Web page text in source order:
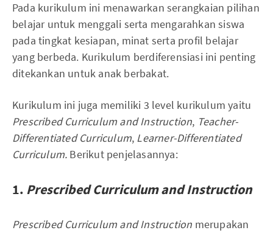
Pada kurikulum ini menawarkan serangkaian pilihan
belajar untuk menggali serta mengarahkan siswa
pada tingkat kesiapan, minat serta profil belajar
yang berbeda. Kurikulum berdiferensiasi ini penting
ditekankan untuk anak berbakat.
Kurikulum ini juga memiliki 3 level kurikulum yaitu
Prescribed Curriculum and Instruction, Teacher-
Differentiated Curriculum, Learner-Differentiated
Curriculum. Berikut penjelasannya:
1. Prescribed Curriculum and Instruction
Prescribed Curriculum and Instruction merupakan